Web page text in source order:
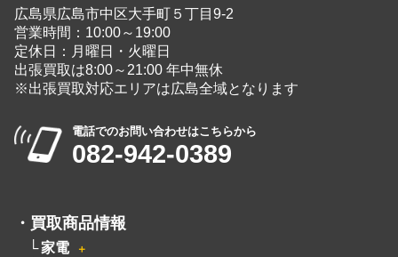
広島県広島市中区大手町５丁目9-2
営業時間：10:00～19:00
定休日：月曜日・火曜日
出張買取は8:00～21:00 年中無休
※出張買取対応エリアは広島全域となります
電話でのお問い合わせはこちらから
082-942-0389
・ 買取商品情報
家電 ＋